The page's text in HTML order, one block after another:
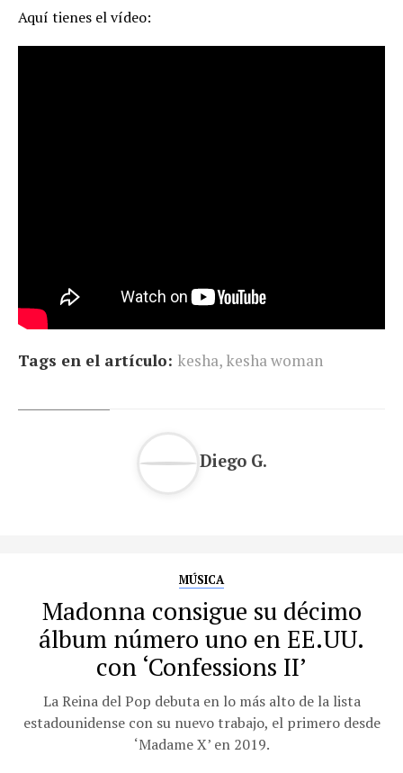
Aquí tienes el vídeo:
Tags en el artículo: kesha, kesha woman
Diego G.
MÚSICA
Madonna consigue su décimo
álbum número uno en EE.UU.
con ‘Confessions II’
La Reina del Pop debuta en lo más alto de la lista
estadounidense con su nuevo trabajo, el primero desde
‘Madame X’ en 2019.